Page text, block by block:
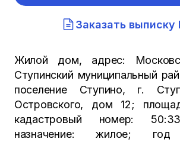
Заказать выписку
Жилой дом, адрес:
Ступинский муниципальный
поселение Ступино, г.
Островского, дом 12;
кадастровый номер:
назначение: жилое; год